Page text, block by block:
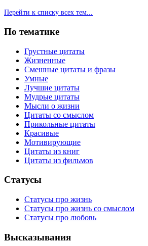
Перейти к списку всех тем...
По тематике
Грустные цитаты
Жизненные
Смешные цитаты и фразы
Умные
Лучшие цитаты
Мудрые цитаты
Мысли о жизни
Цитаты со смыслом
Прикольные цитаты
Красивые
Мотивирующие
Цитаты из книг
Цитаты из фильмов
Статусы
Статусы про жизнь
Статусы про жизнь со смыслом
Статусы про любовь
Высказывания